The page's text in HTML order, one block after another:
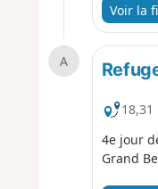
Voir la
A
18,31
4e jour
Grand